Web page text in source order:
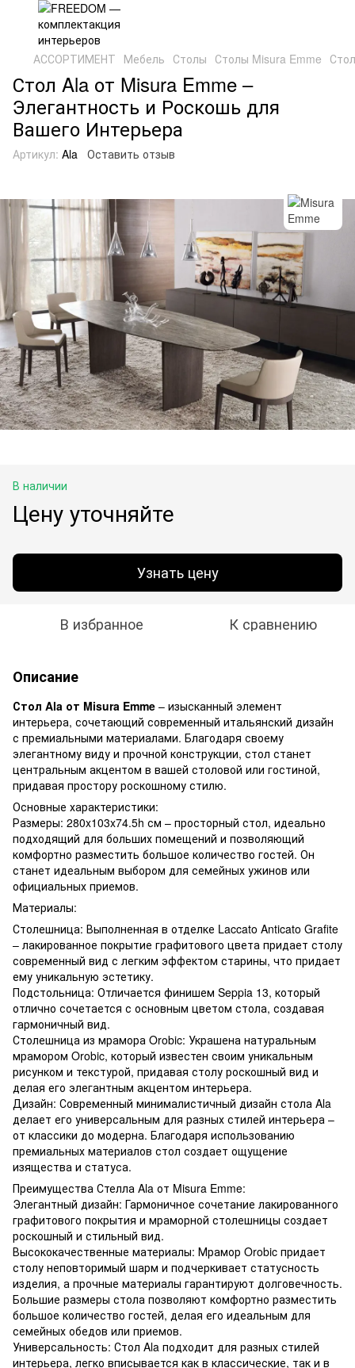
АССОРТИМЕНТ Мебель Столы Столы Misura Emme
Стол Ala от Misura Emme –
Элегантность и Роскошь для
Вашего Интерьера
Артикул: Ala Оставить отзыв
В наличии
Цену уточняйте
Узнать цену
В избранное К сравнению
Описание
Стол Ala от Misura Emme – изысканный элемент
интерьера, сочетающий современный итальянский дизайн
с премиальными материалами. Благодаря своему
элегантному виду и прочной конструкции, стол станет
центральным акцентом в вашей столовой или гостиной,
придавая простору роскошному стилю.
Основные характеристики:
Размеры: 280x103x74.5h см – просторный стол, идеально
подходящий для больших помещений и позволяющий
комфортно разместить большое количество гостей. Он
станет идеальным выбором для семейных ужинов или
официальных приемов.
Материалы:
Столешница: Выполненная в отделке Laccato Anticato Grafite
– лакированное покрытие графитового цвета придает столу
современный вид с легким эффектом старины, что придает
ему уникальную эстетику.
Подстольница: Отличается финишем Seppia 13, который
отлично сочетается с основным цветом стола, создавая
гармоничный вид.
Столешница из мрамора Orobic: Украшена натуральным
мрамором Orobic, который известен своим уникальным
рисунком и текстурой, придавая столу роскошный вид и
делая его элегантным акцентом интерьера.
Дизайн: Современный минималистичный дизайн стола Ala
делает его универсальным для разных стилей интерьера –
от классики до модерна. Благодаря использованию
премиальных материалов стол создает ощущение
изящества и статуса.
Преимущества Стелла Ala от Misura Emme:
Элегантный дизайн: Гармоничное сочетание лакированного
графитового покрытия и мраморной столешницы создает
роскошный и стильный вид.
Высококачественные материалы: Мрамор Orobic придает
столу неповторимый шарм и подчеркивает статусность
изделия, а прочные материалы гарантируют долговечность.
Большие размеры стола позволяют комфортно разместить
большое количество гостей, делая его идеальным для
семейных обедов или приемов.
Универсальность: Стол Ala подходит для разных стилей
интерьера, легко вписывается как в классические, так и в